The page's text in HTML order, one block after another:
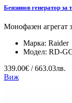
Бензинов генератор
Монофазен агрегат
Марка: Raider
Модел: RD-
339.00€ / 663.03лв.
Виж